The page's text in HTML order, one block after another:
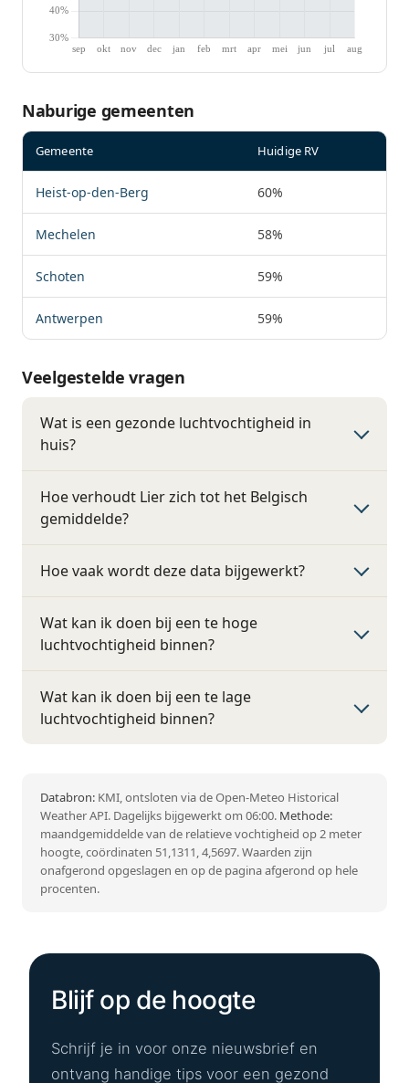
Naburige gemeenten
Gemeente Huidige RV
Heist-op-den-Berg 60%
Mechelen 58%
Schoten 59%
Antwerpen 59%
Veelgestelde vragen
Wat is een gezonde luchtvochtigheid in
huis?
Hoe verhoudt Lier zich tot het Belgisch
gemiddelde?
Hoe vaak wordt deze data bijgewerkt?
Wat kan ik doen bij een te hoge
luchtvochtigheid binnen?
Wat kan ik doen bij een te lage
luchtvochtigheid binnen?
Databron: KMI, ontsloten via de Open-Meteo Historical
Weather API. Dagelijks bijgewerkt om 06:00. Methode:
maandgemiddelde van de relatieve vochtigheid op 2 meter
hoogte, coördinaten 51,1311, 4,5697. Waarden zijn
onafgerond opgeslagen en op de pagina afgerond op hele
procenten.
Blijf op de hoogte
Schrijf je in voor onze nieuwsbrief en
ontvang handige tips voor een gezond